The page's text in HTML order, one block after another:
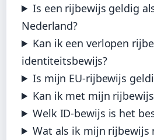
Is een rijbewijs geldig
Nederland?
Kan ik een verlopen
identiteitsbewijs?
Is mijn EU-rijbewijs
Kan ik met mijn
Welk ID-bewijs is het
Wat als ik mijn rijbewijs